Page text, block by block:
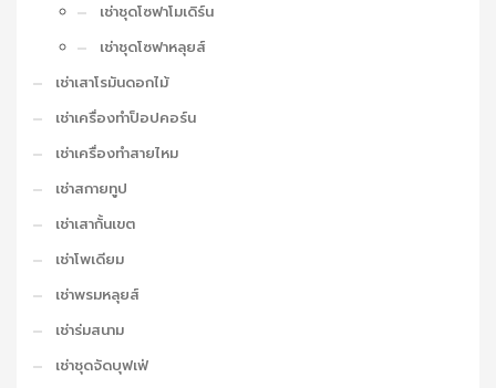
เช่าชุดโซฟาโมเดิร์น
เช่าชุดโซฟาหลุยส์
เช่าเสาโรมันดอกไม้
เช่าเครื่องทำป็อปคอร์น
เช่าเครื่องทำสายไหม
เช่าสกายทูป
เช่าเสากั้นเขต
เช่าโพเดียม
เช่าพรมหลุยส์
เช่าร่มสนาม
เช่าชุดจัดบุฟเฟ่